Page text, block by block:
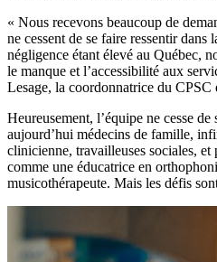
« Nous recevons beaucoup de
ne cessent de se faire ressentir
négligence étant élevé au Québec,
le manque et l’accessibilité aux
Lesage, la coordonnatrice du CPSC
Heureusement, l’équipe ne cesse de
aujourd’hui médecins de famille,
clinicienne, travailleuses sociales, et
comme une éducatrice en
musicothérapeute. Mais les défis